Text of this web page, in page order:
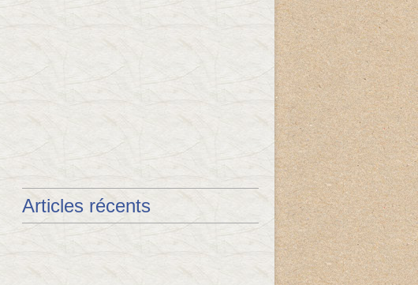
Articles récents